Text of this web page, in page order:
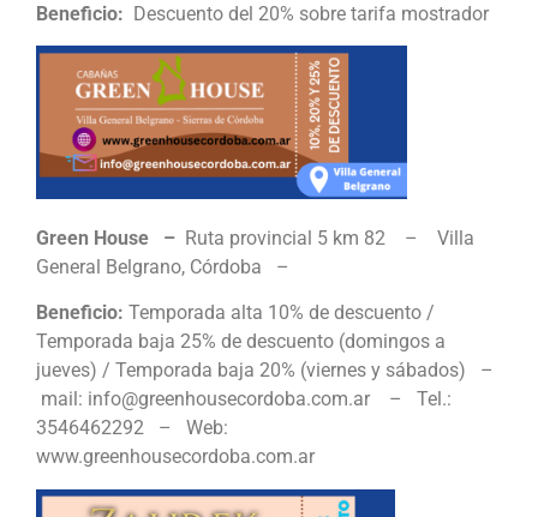
Beneficio: Descuento del 20% sobre tarifa mostrador
Green House – Ruta provincial 5 km 82 – Villa
General Belgrano, Córdoba –
Beneficio: Temporada alta 10% de descuento /
Temporada baja 25% de descuento (domingos a
jueves) / Temporada baja 20% (viernes y sábados) –
mail: info@greenhousecordoba.com.ar – Tel.:
3546462292 – Web:
www.greenhousecordoba.com.ar